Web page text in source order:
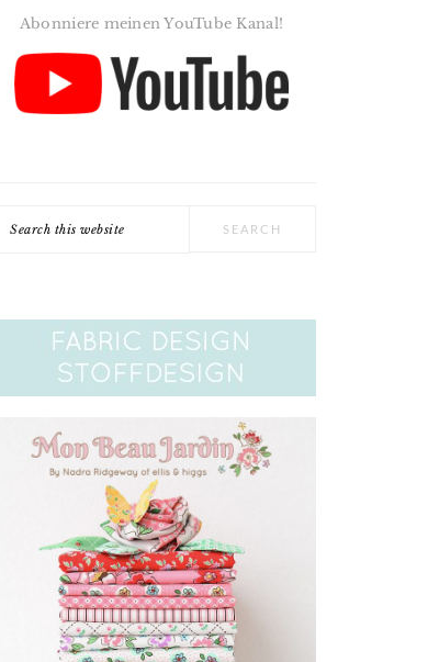
Abonniere meinen YouTube Kanal!